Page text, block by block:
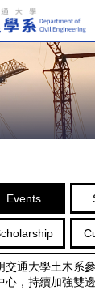
Events
交通大學土木系
心，持續加強雙